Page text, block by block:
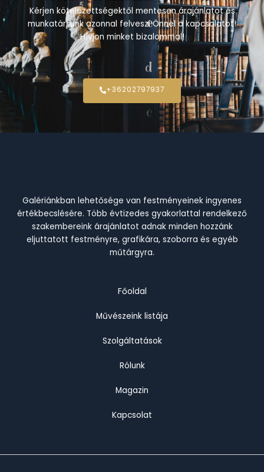
Kérjen kötelezettségektől mentesen árajánlatot és
munkatársunk azonnal felveszi Önnel a kapcsolatot!
Hívjon minket bizalommal!
+36202797937
Galériánkban lehetősége van festményeinek ingyenes
értékbecslésére. Több évtizedes gyakorlattal rendelkező
szakembereink árajánlatot adnak minden hozzánk
eljuttatott festményre, grafikára, szoborra és egyéb
műtárgyra.
Főoldal
Művészeink listája
Szolgáltatások
Rólunk
Magazin
Kapcsolat